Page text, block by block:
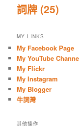
詞牌 (25)
MY LINKS
My Facebook Page
My YouTube
My Flickr
My Instagram
My Blogger
牛詞灣
其他操作